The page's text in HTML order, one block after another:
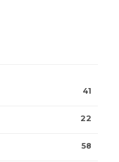
41
22
58